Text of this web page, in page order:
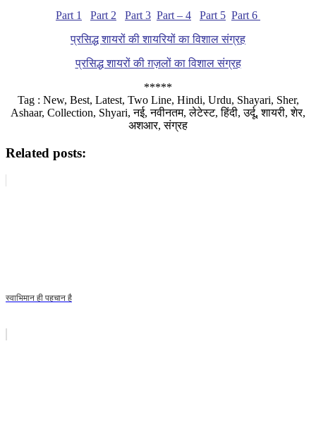
Part 1
Part 2 Part 3 Part – 4 Part 5 Part 6
प्रसिद्ध शायरों की शायरियों का विशाल संग्रह
प्रसिद्ध शायरों की ग़ज़लों का विशाल संग्रह
*****
Tag : New, Best, Latest, Two Line, Hindi, Urdu, Shayari, Sher,
Ashaar, Collection, Shyari, नई, नवीनतम, लेटेस्ट, हिंदी, उर्दू, शायरी, शेर,
अशआर, संग्रह
Related posts:
स्वाभिमान ही पहचान है